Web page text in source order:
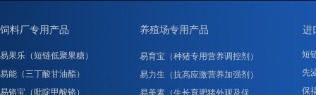
饲料厂专用产品 进
易果乐（短链低聚果糖）
易能（三丁酸甘油酯）
易铬宝（吡啶甲酸铬）
易育宝（种猪专用营养调控剂）
易力生（抗高应激营养加强剂）
易美素（生长育肥猪外观及促……
短
先
保
养殖场专用产品